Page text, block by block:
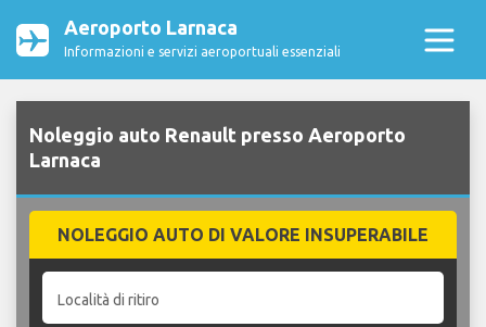
Aeroporto Larnaca
Informazioni e servizi aeroportuali essenziali
Noleggio auto Renault presso Aeroporto
Larnaca
NOLEGGIO AUTO DI VALORE INSUPERABILE
Località di ritiro